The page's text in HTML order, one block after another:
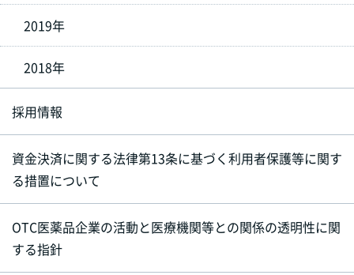
2019年
2018年
採用情報
資金決済に関する法律第13条に基づく利用者保護等に関す
る措置について
OTC医薬品企業の活動と医療機関等との関係の透明性に関
する指針